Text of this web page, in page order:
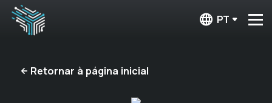
PT
Retornar à página inicial